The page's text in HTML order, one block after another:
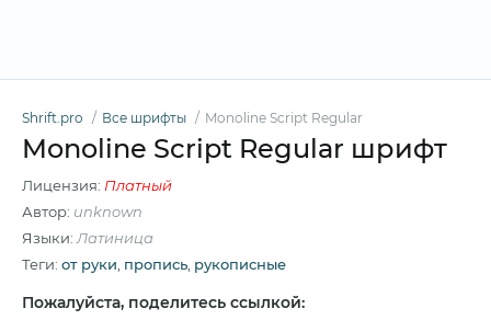
Shrift.pro Все шрифты Monoline Script Regular
Monoline Script Regular шрифт
Лицензия: Платный
Автор: unknown
Языки: Латиница
Теги: от руки пропись рукописные
Пожалуйста, поделитесь ссылкой: